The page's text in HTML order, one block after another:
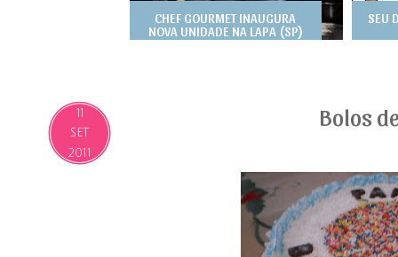
CHEF GOURMET INAUGURA
NOVA UNIDADE NA LAPA (SP)
SEU
11
SET
2011
Bolos